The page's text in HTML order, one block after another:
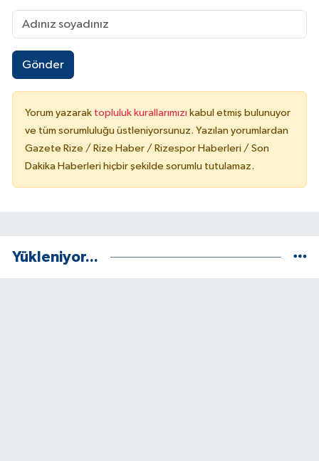
Gönder
Yorum yazarak topluluk kurallarımızı kabul etmiş bulunuyor
ve tüm sorumluluğu üstleniyorsunuz. Yazılan yorumlardan
Gazete Rize / Rize Haber / Rizespor Haberleri / Son
Dakika Haberleri hiçbir şekilde sorumlu tutulamaz.
Yükleniyor...